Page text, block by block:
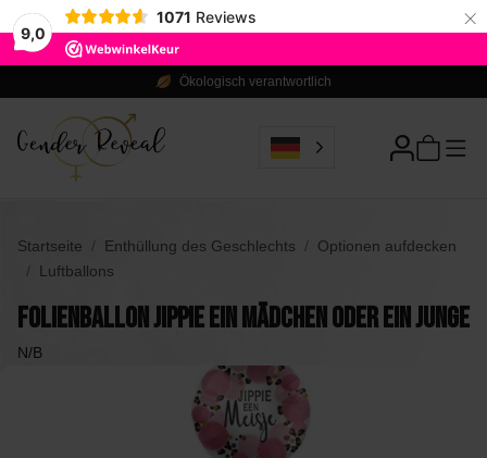
9,0
1071 Reviews ×
Ökologisch verantwortlich
Startseite Enthüllung des Geschlechts
Optionen aufdecken
Luftballons
Folienballon Jippie ein Mädchen oder ein Junge
N/B